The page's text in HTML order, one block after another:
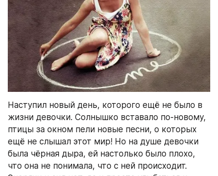
Наступил новый день, которого ещё не было в
жизни девочки. Солнышко вставало по-новому,
птицы за окном пели новые песни, о которых
ещё не слышал этот мир! Но на душе девочки
была чёрная дыра, ей настолько было плохо,
что она не понимала, что с ней происходит.